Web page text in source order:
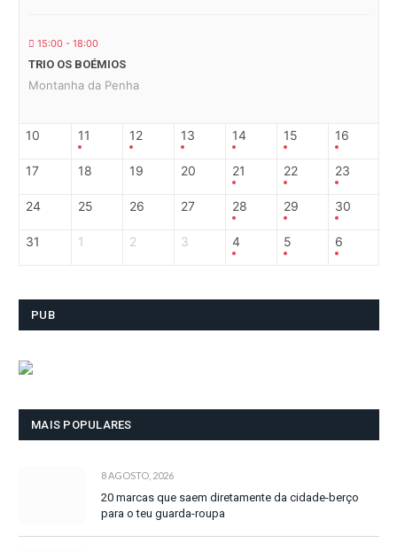
15:00 - 18:00
TRIO OS BOÉMIOS
Montanha da Penha
10 11 12 13 14 15 16
17 18 19 20 21 22 23
24 25 26 27 28 29 30
31 1 2 3 4 5 6
PUB
MAIS POPULARES
8 AGOSTO, 2026
20 marcas que saem diretamente da cidade-berço
para o teu guarda-roupa